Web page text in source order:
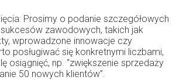
Prosimy o podanie szczegółowych
zawodowych, takich jak
wprowadzone innowacje czy
posługiwać się konkretnymi liczbami,
osiągnięć, np. “zwiększenie sprzedaży
50 nowych klientów”.